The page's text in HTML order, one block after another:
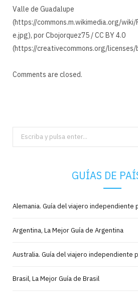
Valle de Guadalupe
(https://commons.m.wikimedia.org/wiki/
e.jpg), por Cbojorquez75 / CC BY 4.0
(https://creativecommons.org/
Comments are closed.
Search
for:
GUÍAS DE
Alemania. Guía del viajero independiente
Argentina, La Mejor Guía de Argentina
Australia. Guía del viajero independiente
Brasil, La Mejor Guía de Brasil